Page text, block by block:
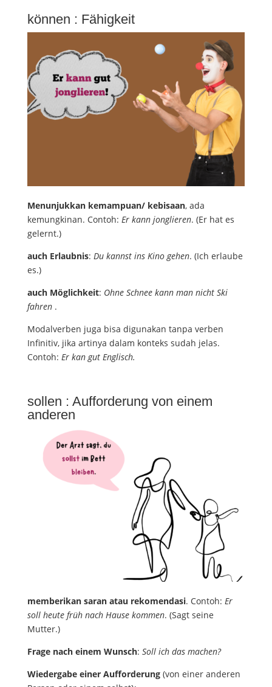
können : Fähigkeit
Menunjukkan kemampuan/ kebisaan, ada
kemungkinan. Contoh: Er kann jonglieren. (Er hat es
gelernt.)
auch Erlaubnis: Du kannst ins Kino gehen. (Ich erlaube
es.)
auch Möglichkeit: Ohne Schnee kann man nicht Ski
fahren .
Modalverben juga bisa digunakan tanpa verben
Infinitiv, jika artinya dalam konteks sudah jelas.
Contoh: Er kan gut Englisch.
sollen : Aufforderung von einem
anderen
memberikan saran atau rekomendasi. Contoh: Er
soll heute früh nach Hause kommen. (Sagt seine
Mutter.)
Frage nach einem Wunsch: Soll ich das machen?
Wiedergabe einer Aufforderung (von einer anderen